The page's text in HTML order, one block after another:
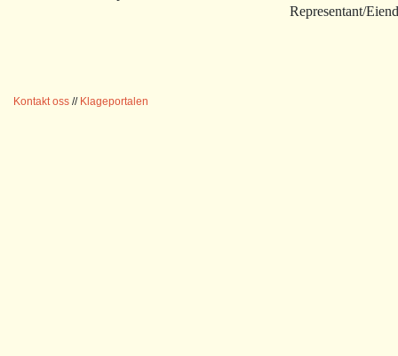
Representant/
Kontakt oss // Klageportalen